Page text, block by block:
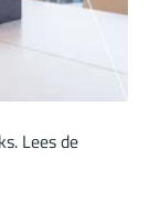
Lees de